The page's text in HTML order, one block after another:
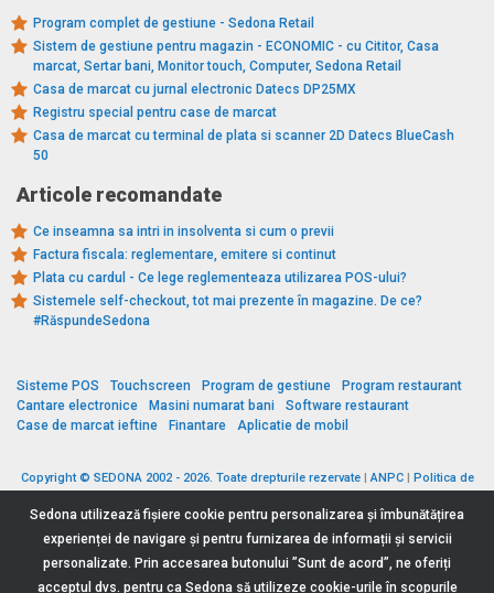
Program complet de gestiune - Sedona Retail
Sistem de gestiune pentru magazin - ECONOMIC - cu Cititor, Casa
marcat, Sertar bani, Monitor touch, Computer, Sedona Retail
Casa de marcat cu jurnal electronic Datecs DP25MX
Registru special pentru case de marcat
Casa de marcat cu terminal de plata si scanner 2D Datecs BlueCash
50
Articole recomandate
Ce inseamna sa intri in insolventa si cum o previi
Factura fiscala: reglementare, emitere si continut
Plata cu cardul - Ce lege reglementeaza utilizarea POS-ului?
Sistemele self-checkout, tot mai prezente în magazine. De ce?
#RăspundeSedona
Sisteme POS Touchscreen Program de gestiune
Program restaurant
Cantare electronice
Masini numarat bani
Software restaurant
Case de marcat ieftine
Finantare Aplicatie de mobil
Copyright © SEDONA 2002 - 2026. Toate drepturile rezervate|ANPC| Politica de
Sedona utilizează fişiere cookie pentru personalizarea și îmbunătățirea
experienței de navigare și pentru furnizarea de informații și servicii
personalizate. Prin accesarea butonului ”Sunt de acord”, ne oferiți
acceptul dvs. pentru ca Sedona să utilizeze cookie-urile în scopurile